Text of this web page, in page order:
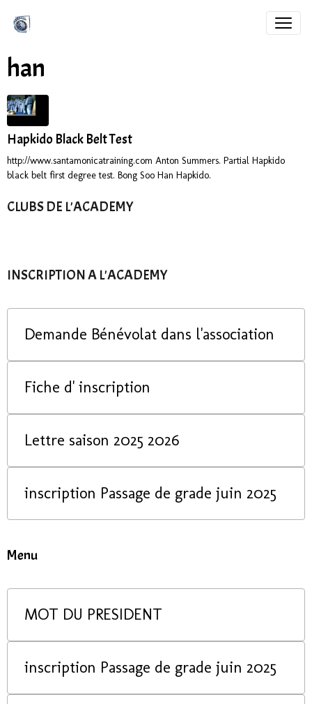
han
Hapkido Black Belt Test
http://www.santamonicatraining.com Anton Summers. Partial Hapkido
black belt first degree test. Bong Soo Han Hapkido.
CLUBS DE L'ACADEMY
INSCRIPTION A L'ACADEMY
Demande Bénévolat dans l'association
Fiche d' inscription
Lettre saison 2025 2026
inscription Passage de grade juin 2025
Menu
MOT DU PRESIDENT
inscription Passage de grade juin 2025